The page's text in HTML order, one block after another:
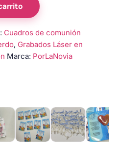
Cuadros de comunión
, Grabados Láser en
Marca: PorLaNovia